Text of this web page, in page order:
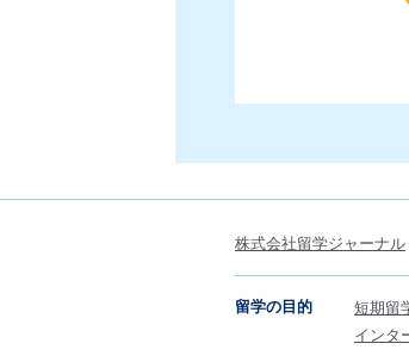
株式会社留学ジャーナル
留学の目的 短期留
インタ